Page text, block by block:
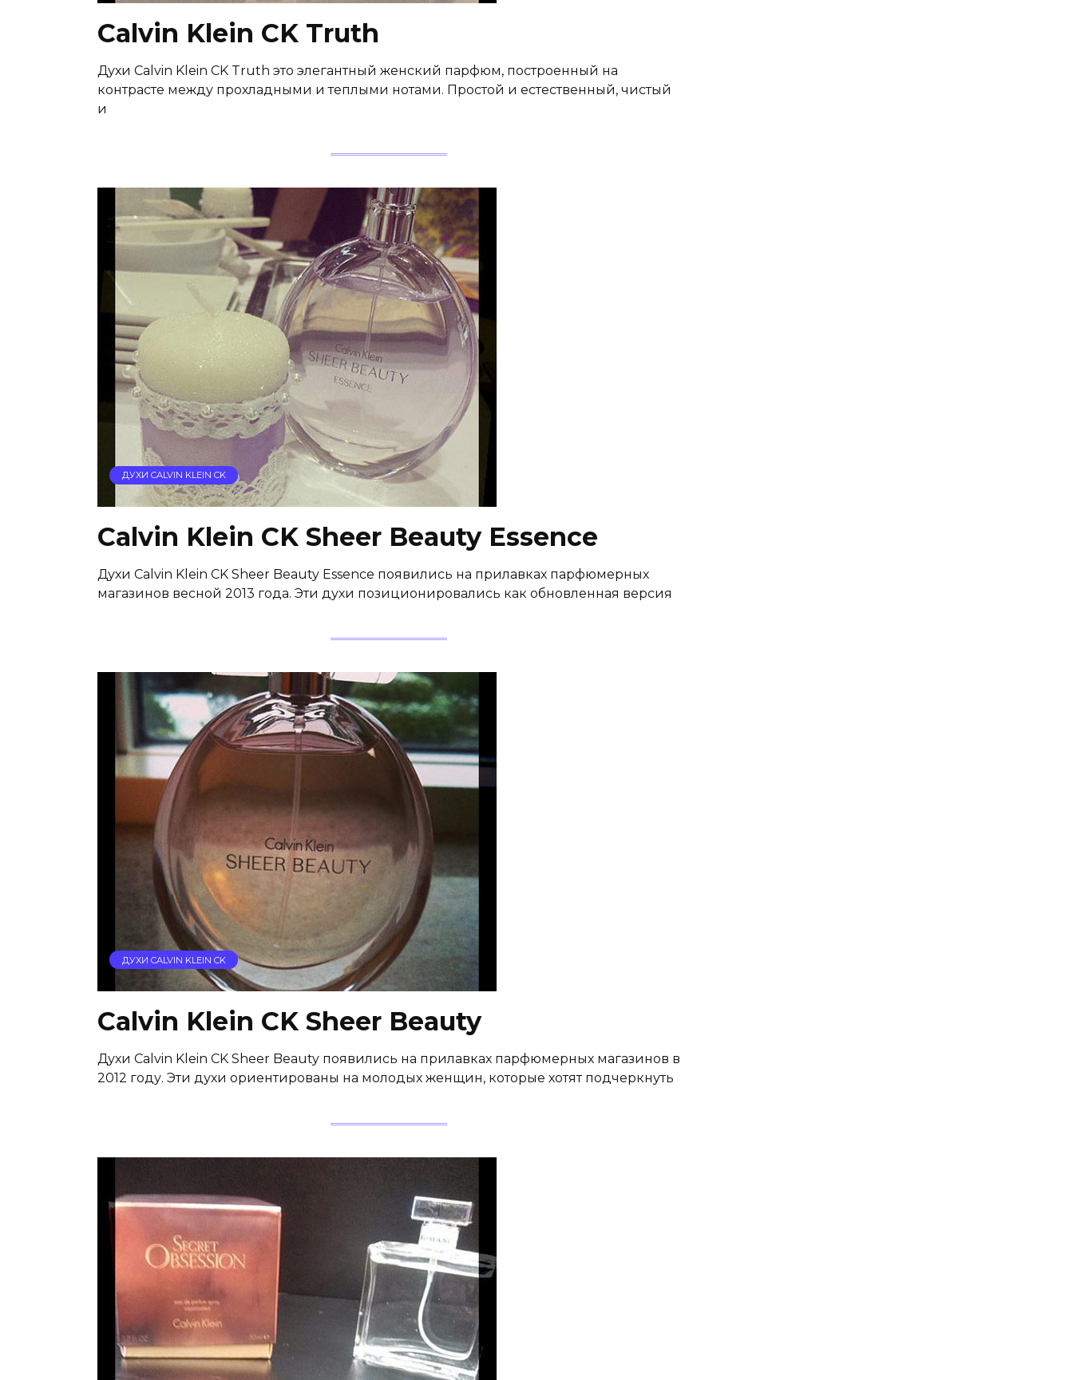
Calvin Klein CK Truth
Духи Calvin Klein CK Truth это элегантный женский парфюм, построенный на
контрасте между прохладными и теплыми нотами. Простой и естественный, чистый
и
ДУХИ CALVIN KLEIN CK
Calvin Klein CK Sheer Beauty Essence
Духи Calvin Klein CK Sheer Beauty Essence появились на прилавках парфюмерных
магазинов весной 2013 года. Эти духи позиционировались как обновленная версия
ДУХИ CALVIN KLEIN CK
Calvin Klein CK Sheer Beauty
Духи Calvin Klein CK Sheer Beauty появились на прилавках парфюмерных магазинов в
2012 году. Эти духи ориентированы на молодых женщин, которые хотят подчеркнуть